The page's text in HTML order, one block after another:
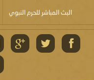
البث المباشر للحرم النبوي